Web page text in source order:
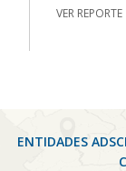
VER REPORTE
ENTIDADES